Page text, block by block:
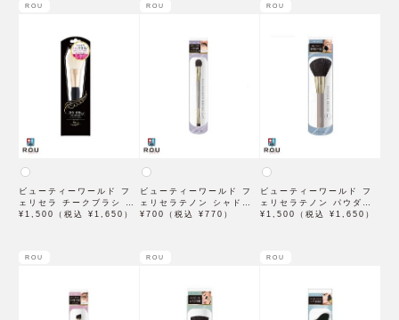
ROU
ビューティーワールド フ
ェリセラ チークブラシ 先
丸 FEBR1500
¥1,500（税込 ¥1,650）
ROU
ビューティーワールド フ
ェリセラテノン シャドウ
ブラシ ラウンド
¥700（税込 ¥770）
ROU
ビューティーワールド フ
ェリセラテノン パウダー
ブラシ FETN1500
¥1,500（税込 ¥1,650）
ROU ROU ROU